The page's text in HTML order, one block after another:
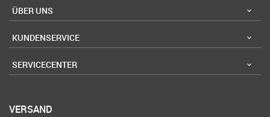
ÜBER UNS
KUNDENSERVICE
SERVICECENTER
VERSAND